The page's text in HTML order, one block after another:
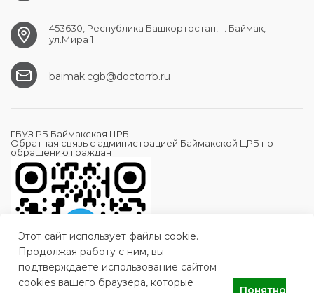
453630, Республика Башкортостан, г. Баймак,
ул.Мира 1
baimak.cgb@doctorrb.ru
ГБУЗ РБ Баймакская ЦРБ
Обратная связь с администрацией Баймакской ЦРБ по
обращению граждан
Этот сайт использует файлы cookie.
Продолжая работу с ним, вы
подтверждаете использование сайтом
cookies вашего браузера, которые
Понятно